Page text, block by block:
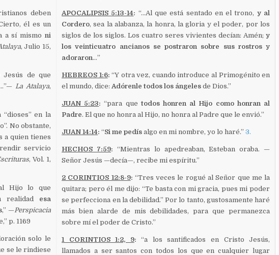
deben
él es un
a sí mismoni
, Julio 15,
Jesús de que
La Atalaya,
en la
No obstante,
a quien tienes
servicio
, Vol. 1,
Hijo lo que
realidad esa
,” —Perspicacia
p. 1169
solo le
se le rindiese
APOCALIPSIS 5:13-14: “…Al que está sentado en el trono, y al
Cordero, sea la alabanza, la honra, la gloria y el poder, por los
siglos de los siglos. Los cuatro seres vivientes decían: Amén;y
los veinticuatro ancianos se postraron sobre sus rostros y
adoraron…”
HEBREOS 1:6: “Y otra vez, cuando introduce al Primogénito en
el mundo, dice:Adórenle todos los ángeles de Dios.”
JUAN 5:23: “para quetodos honren al Hijo como honran al
Padre. El que no honra al Hijo, no honra al Padre que le envió.”
JUAN 14:14: “Si me pedís algo en mi nombre, yo lo haré.”3.
HECHOS 7:59: “Mientras lo apedreaban, Esteban oraba. —
Señor Jesús —decía—, recibe mi espíritu.”
2 CORINTIOS 12:8-9: “Tres veces le rogué al Señor que me la
quitara; pero él me dijo: “Te basta con mi gracia, pues mi poder
se perfecciona en la debilidad.” Por lo tanto, gustosamente haré
más bien alarde de mis debilidades, para que permanezca
sobre mí el poder de Cristo.”
1 CORINTIOS 1:2, 9: “a los santificados en Cristo Jesús,
llamados a ser santos con todos los que en cualquier lugar